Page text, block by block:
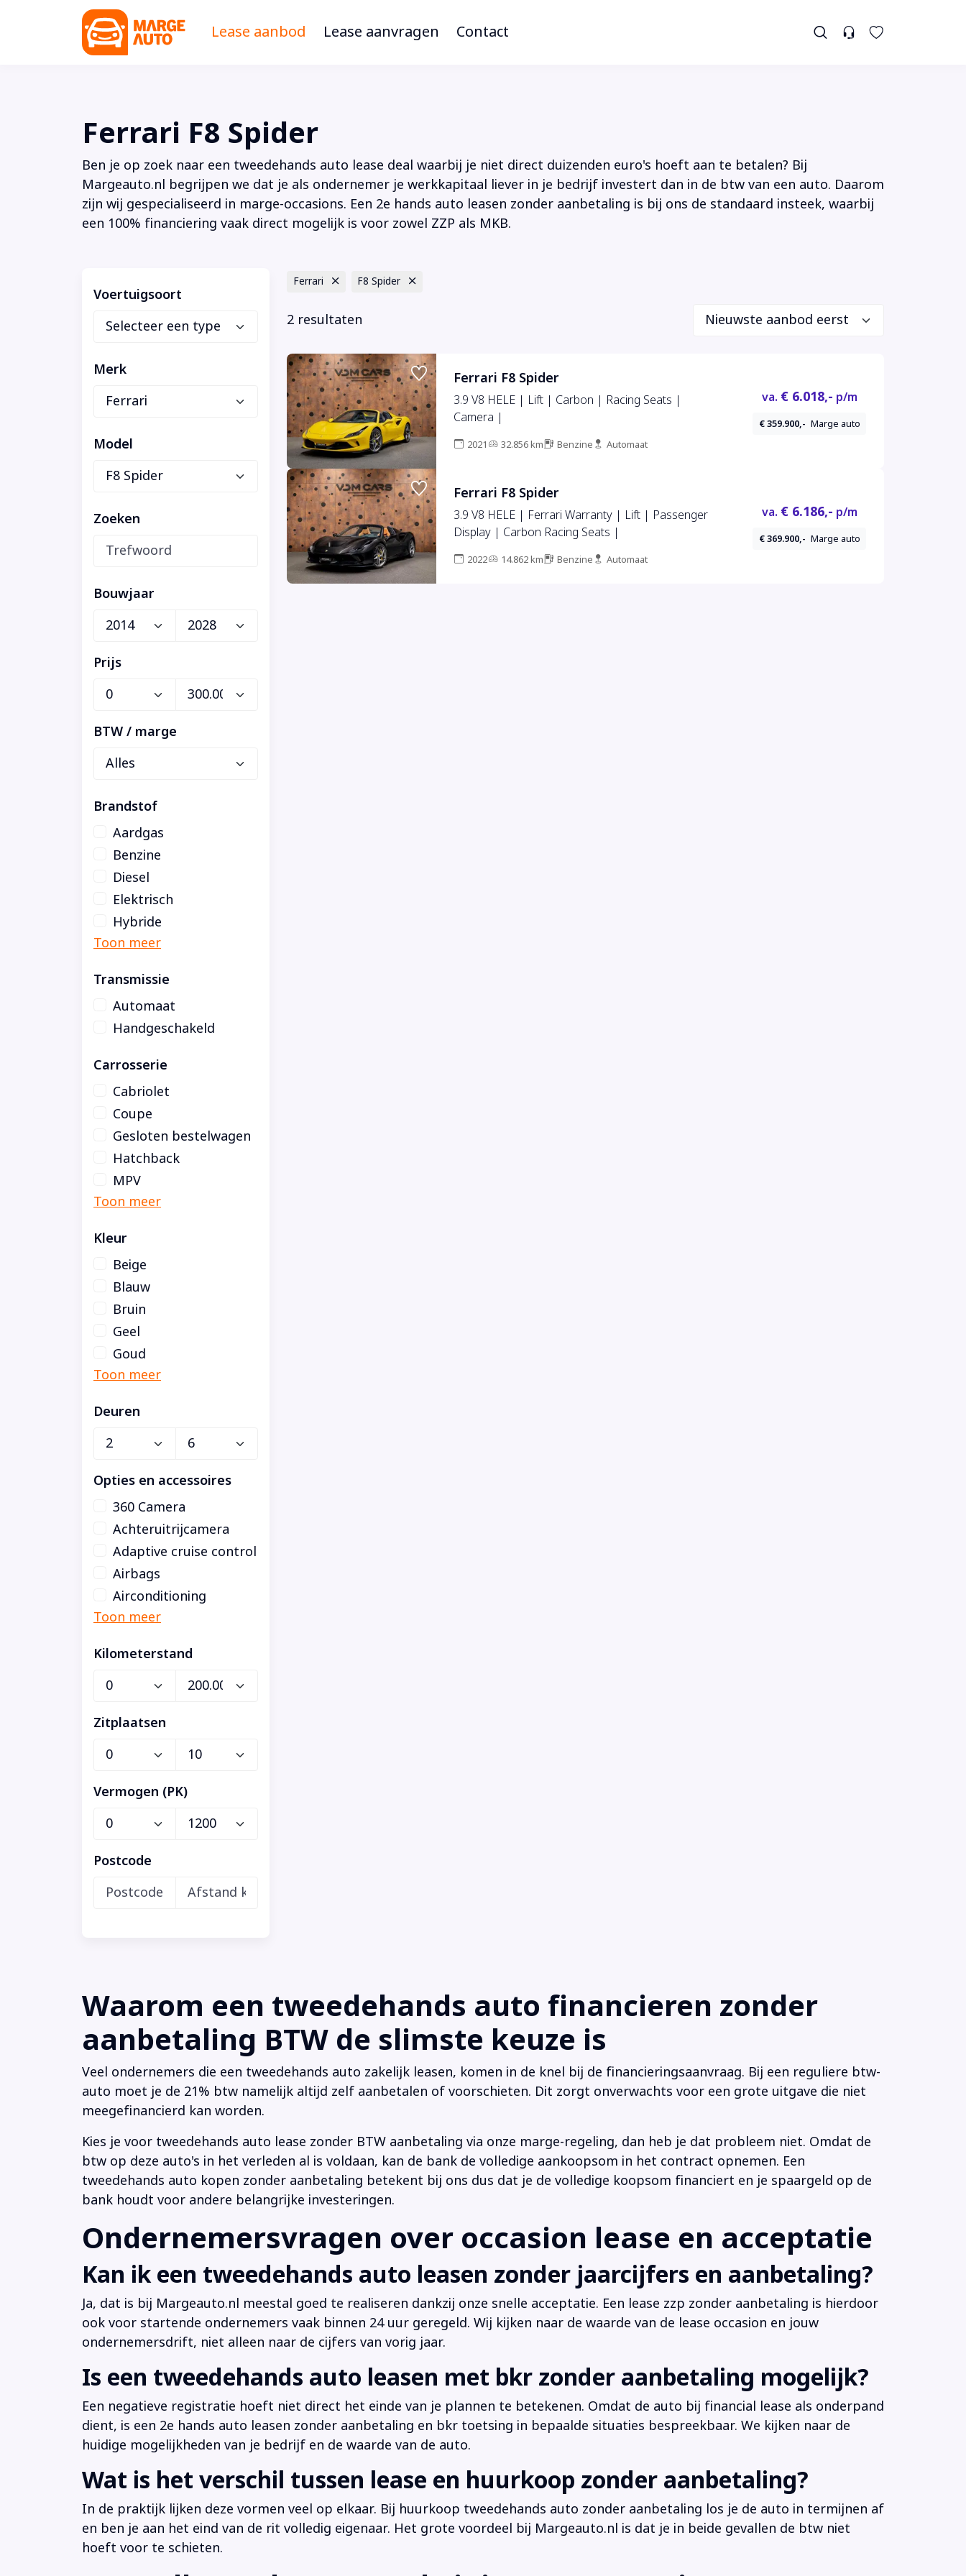
Lease aanbod Lease aanvragen Contact
Ferrari F8 Spider
Ben je op zoek naar een tweedehands auto lease deal waarbij je niet direct duizenden euro's hoeft aan te betalen? Bij
Margeauto.nl begrijpen we dat je als ondernemer je werkkapitaal liever in je bedrijf investert dan in de btw van een auto. Daarom
zijn wij gespecialiseerd in marge-occasions. Een 2e hands auto leasen zonder aanbetaling is bij ons de standaard insteek, waarbij
een 100% financiering vaak direct mogelijk is voor zowel ZZP als MKB.
Voertuigsoort
Merk
Model
Zoeken
Bouwjaar
Prijs
BTW / marge
Brandstof
Aardgas
Benzine
Diesel
Elektrisch
Hybride
Transmissie
Automaat
Handgeschakeld
Carrosserie
Cabriolet
Coupe
Gesloten bestelwagen
Hatchback
MPV
Kleur
Beige
Blauw
Bruin
Geel
Goud
Deuren
Opties en accessoires
360 Camera
Achteruitrijcamera
Adaptive cruise control
Airbags
Airconditioning
Kilometerstand
Zitplaatsen
Vermogen (PK)
Postcode
Ferrari F8 Spider
2 resultaten
Ferrari F8 Spider
3.9 V8 HELE | Lift | Carbon | Racing Seats |
Camera |
2021 32.856 km Benzine Automaat
va. € 6.018,- p/m
€ 359.900,- Marge auto
Ferrari F8 Spider
3.9 V8 HELE | Ferrari Warranty | Lift | Passenger
Display | Carbon Racing Seats |
2022 14.862 km Benzine Automaat
va. € 6.186,- p/m
€ 369.900,- Marge auto
Waarom een tweedehands auto financieren zonder
aanbetaling BTW de slimste keuze is
Veel ondernemers die een tweedehands auto zakelijk leasen, komen in de knel bij de financieringsaanvraag. Bij een reguliere btw-
auto moet je de 21% btw namelijk altijd zelf aanbetalen of voorschieten. Dit zorgt onverwachts voor een grote uitgave die niet
meegefinancierd kan worden.
Kies je voor tweedehands auto lease zonder BTW aanbetaling via onze marge-regeling, dan heb je dat probleem niet. Omdat de
btw op deze auto's in het verleden al is voldaan, kan de bank de volledige aankoopsom in het contract opnemen. Een
tweedehands auto kopen zonder aanbetaling betekent bij ons dus dat je de volledige koopsom financiert en je spaargeld op de
bank houdt voor andere belangrijke investeringen.
Ondernemersvragen over occasion lease en acceptatie
Kan ik een tweedehands auto leasen zonder jaarcijfers en aanbetaling?
Ja, dat is bij Margeauto.nl meestal goed te realiseren dankzij onze snelle acceptatie. Een lease zzp zonder aanbetaling is hierdoor
ook voor startende ondernemers vaak binnen 24 uur geregeld. Wij kijken naar de waarde van de lease occasion en jouw
ondernemersdrift, niet alleen naar de cijfers van vorig jaar.
Is een tweedehands auto leasen met bkr zonder aanbetaling mogelijk?
Een negatieve registratie hoeft niet direct het einde van je plannen te betekenen. Omdat de auto bij financial lease als onderpand
dient, is een 2e hands auto leasen zonder aanbetaling en bkr toetsing in bepaalde situaties bespreekbaar. We kijken naar de
huidige mogelijkheden van je bedrijf en de waarde van de auto.
Wat is het verschil tussen lease en huurkoop zonder aanbetaling?
In de praktijk lijken deze vormen veel op elkaar. Bij huurkoop tweedehands auto zonder aanbetaling los je de auto in termijnen af
en ben je aan het eind van de rit volledig eigenaar. Het grote voordeel bij Margeauto.nl is dat je in beide gevallen de btw niet
hoeft voor te schieten.